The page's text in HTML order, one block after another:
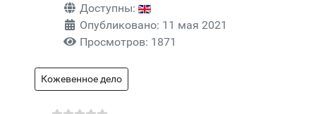
Доступны:
Опубликовано: 11 мая 2021
Просмотров: 1871
Кожевенное дело